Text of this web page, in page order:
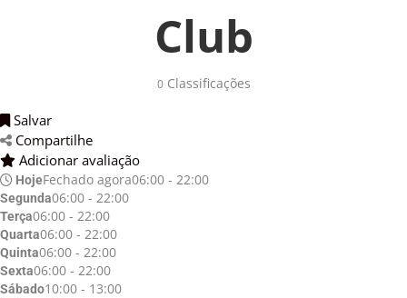
Club
0Classificações
Salvar
Compartilhe
Adicionar avaliação
HojeFechado agora06:00 - 22:00
Segunda06:00 - 22:00
Terça06:00 - 22:00
Quarta06:00 - 22:00
Quinta06:00 - 22:00
Sexta06:00 - 22:00
Sábado10:00 - 13:00